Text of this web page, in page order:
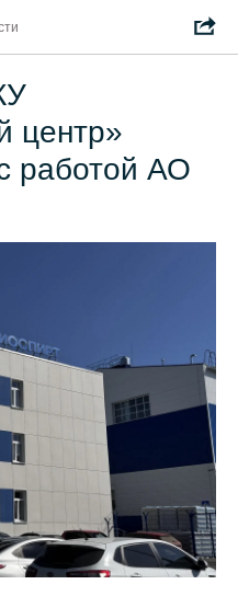
центр»
работой АО